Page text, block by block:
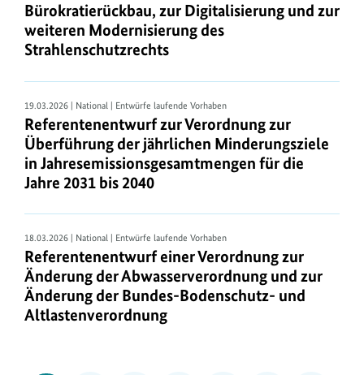
Bundes
wird
durch
den
Erlass
und
die
Fortschreibung
von
und
dazu
gehörigen
Verwaltungsvorschriften
gestaltet.
Bürokratierückbau, zur Digitalisierung und zur
weiteren Modernisierung des
Strahlenschutzrechts
19.03.2026 | National | Entwürfe laufende Vorhaben
Referentenentwurf zur Verordnung zur
Überführung der jährlichen Minderungsziele
in Jahresemissionsgesamtmengen für die
Jahre 2031 bis 2040
18.03.2026 | National | Entwürfe laufende Vorhaben
Referentenentwurf einer Verordnung zur
Änderung der Abwasserverordnung und zur
Änderung der Bundes-Bodenschutz- und
Altlastenverordnung